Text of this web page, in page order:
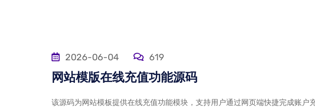
2026-06-04 619
网站模版在线充值功能源码
该源码为网站模板提供在线充值功能模块，支持用户通过网页端快捷完成账户